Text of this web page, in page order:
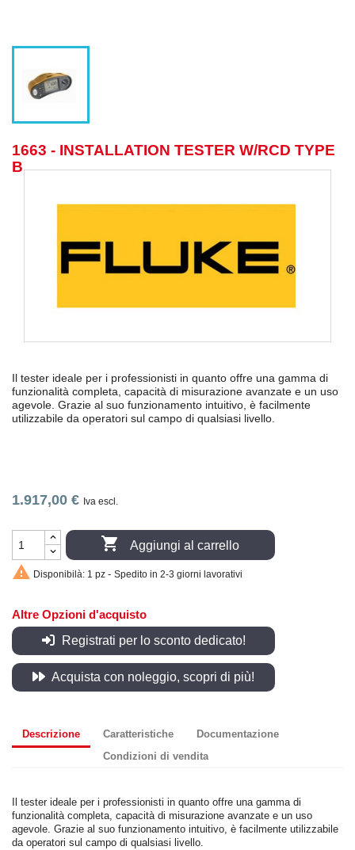
1663 - INSTALLATION TESTER W/RCD TYPE
B
Il tester ideale per i professionisti in quanto offre una gamma di
funzionalità completa, capacità di misurazione avanzate e un uso
agevole. Grazie al suo funzionamento intuitivo, è facilmente
utilizzabile da operatori sul campo di qualsiasi livello.
1.917,00 € Iva escl.
 Aggiungi al carrello
 Disponibilà: 1 pz - Spedito in 2-3 giorni lavorativi
Altre Opzioni d'acquisto
Registrati per lo sconto dedicato!
Acquista con noleggio, scopri di più!
Descrizione Caratteristiche
Documentazione
Condizioni di vendita
Il tester ideale per i professionisti in quanto offre una gamma di
funzionalità completa, capacità di misurazione avanzate e un uso
agevole. Grazie al suo funzionamento intuitivo, è facilmente utilizzabile
da operatori sul campo di qualsiasi livello.